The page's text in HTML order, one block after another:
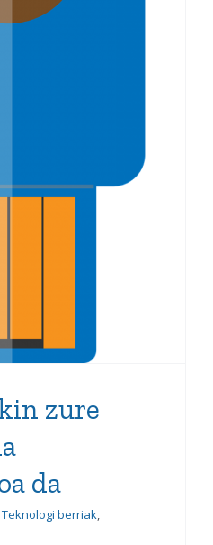
indartsuagoa
zure
da
berriak,